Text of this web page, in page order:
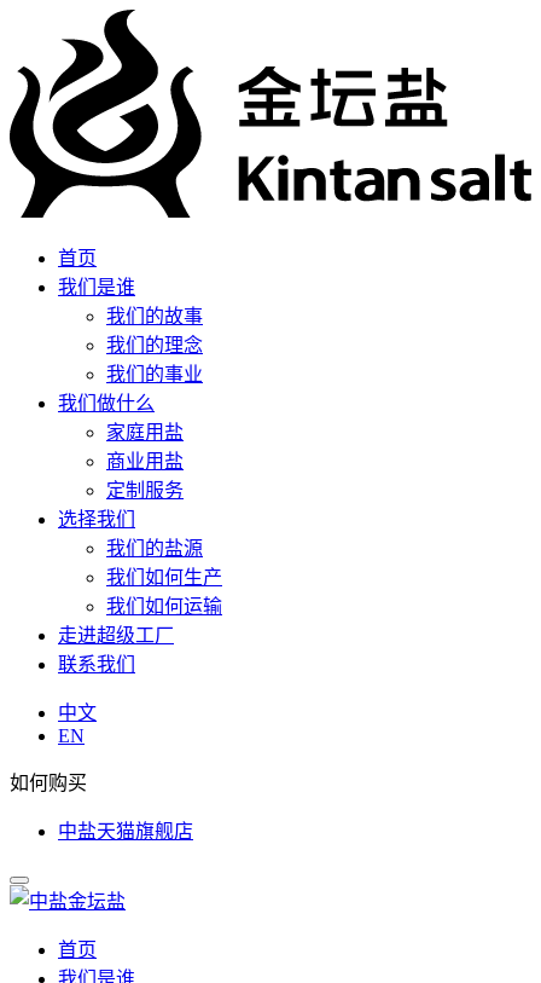
首页
我们是谁
我们的故事
我们的理念
我们的事业
我们做什么
家庭用盐
商业用盐
定制服务
选择我们
我们的盐源
我们如何生产
我们如何运输
走进超级工厂
联系我们
中文
EN
如何购买
中盐天猫旗舰店
首页